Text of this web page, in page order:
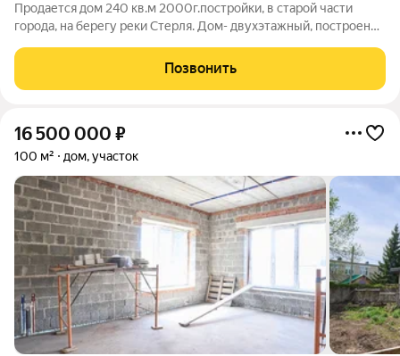
Продается дом 240 кв.м 2000г.постройки, в старой части
города, на берегу реки Стерля. Дом- двухэтажный, построен
газовое отопление. Участок-10 соток, ухожен, есть все
насждения. Баня. Бокс
Позвонить
16 500 000 ₽
100 м² дом, участок